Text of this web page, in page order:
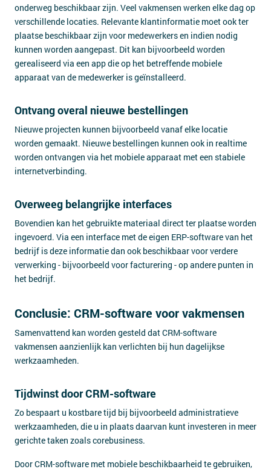
onderweg beschikbaar zijn. Veel vakmensen werken elke dag op
verschillende locaties. Relevante klantinformatie moet ook ter
plaatse beschikbaar zijn voor medewerkers en indien nodig
kunnen worden aangepast. Dit kan bijvoorbeeld worden
gerealiseerd via een app die op het betreffende mobiele
apparaat van de medewerker is geïnstalleerd.
Ontvang overal nieuwe bestellingen
Nieuwe projecten kunnen bijvoorbeeld vanaf elke locatie
worden gemaakt. Nieuwe bestellingen kunnen ook in realtime
worden ontvangen via het mobiele apparaat met een stabiele
internetverbinding.
Overweeg belangrijke interfaces
Bovendien kan het gebruikte materiaal direct ter plaatse worden
ingevoerd. Via een interface met de eigen ERP-software van het
bedrijf is deze informatie dan ook beschikbaar voor verdere
verwerking - bijvoorbeeld voor facturering - op andere punten in
het bedrijf.
Conclusie: CRM-software voor vakmensen
Samenvattend kan worden gesteld dat CRM-software
vakmensen aanzienlijk kan verlichten bij hun dagelijkse
werkzaamheden.
Tijdwinst door CRM-software
Zo bespaart u kostbare tijd bij bijvoorbeeld administratieve
werkzaamheden, die u in plaats daarvan kunt investeren in meer
gerichte taken zoals corebusiness.
Door CRM-software met mobiele beschikbaarheid te gebruiken,